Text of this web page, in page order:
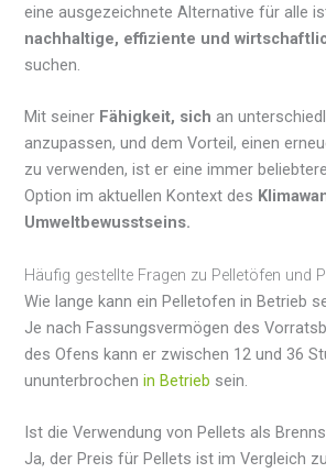
eine ausgezeichnete Alternative für alle
nachhaltige, effiziente und
suchen.
Mit seiner Fähigkeit, sich an
anzupassen, und dem Vorteil, einen
zu verwenden, ist er eine immer
Option im aktuellen Kontext des
Umweltbewusstseins.
Häufig gestellte Fragen zu Pelletöfen und
Wie lange kann ein Pelletofen in Betrieb
Je nach Fassungsvermögen des
des Ofens kann er zwischen 12 und 36
ununterbrochenin Betrieb sein.
Ist die Verwendung von Pellets als
Ja, der Preis für Pellets ist im Vergleich